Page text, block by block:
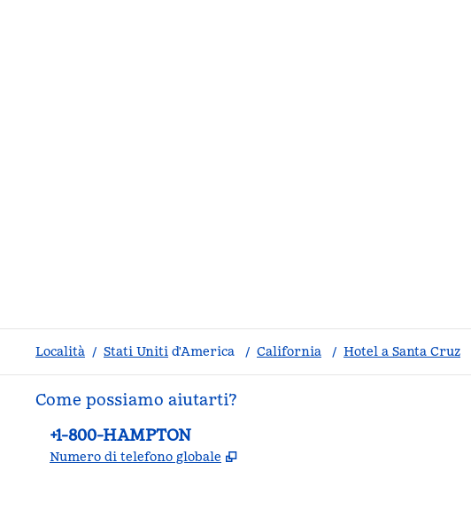
Località / Stati Uniti d'America / California / Hotel a Santa Cruz
Come possiamo aiutarti?
Telefono:
+1-800-HAMPTON
Numero di telefono globale ,